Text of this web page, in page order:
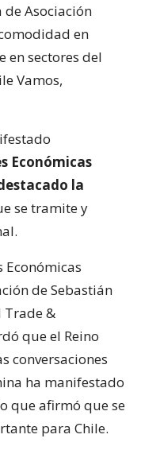
Asociación
en
en sectores del
Vamos,
Económicas
la
se tramite y
Económicas
de Sebastián
Trade &
que el Reino
conversaciones
ha manifestado
que afirmó que se
para Chile.